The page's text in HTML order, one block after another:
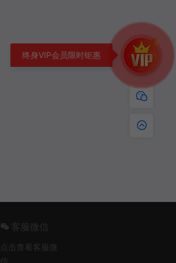
终身VIP会员限时钜惠
客服微信
点击查看客服微
信